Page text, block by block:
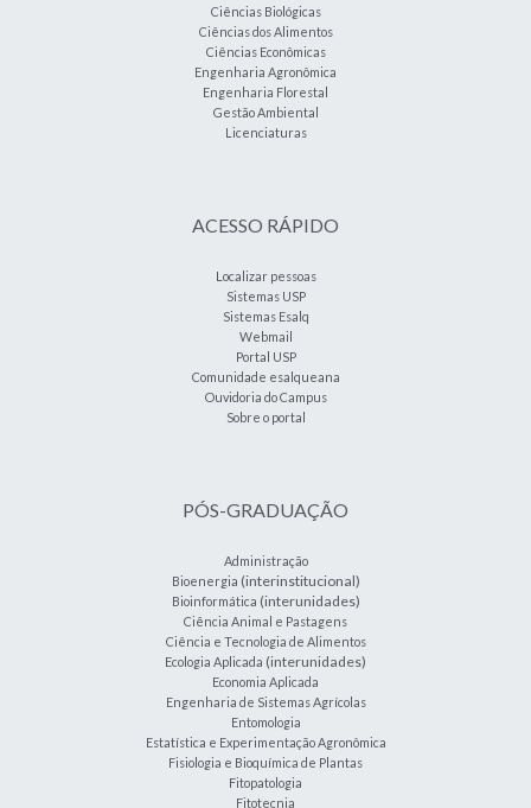
Ciências Biológicas
Ciências dos Alimentos
Ciências Econômicas
Engenharia Agronômica
Engenharia Florestal
Gestão Ambiental
Licenciaturas
ACESSO RÁPIDO
Localizar pessoas
Sistemas USP
Sistemas Esalq
Webmail
Portal USP
Comunidade esalqueana
Ouvidoria do Campus
Sobre o portal
PÓS-GRADUAÇÃO
Administração
Bioenergia (interinstitucional)
Bioinformática (interunidades)
Ciência Animal e Pastagens
Ciência e Tecnologia de Alimentos
Ecologia Aplicada (interunidades)
Economia Aplicada
Engenharia de Sistemas Agrícolas
Entomologia
Estatística e Experimentação Agronômica
Fisiologia e Bioquímica de Plantas
Fitopatologia
Fitotecnia